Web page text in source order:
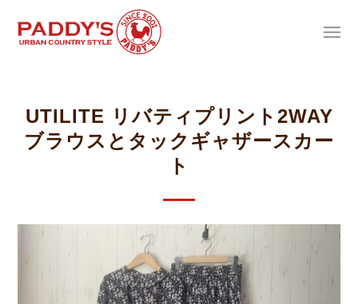
UTILITE リバティプリント2WAY
ブラウスとタックギャザースカー
ト